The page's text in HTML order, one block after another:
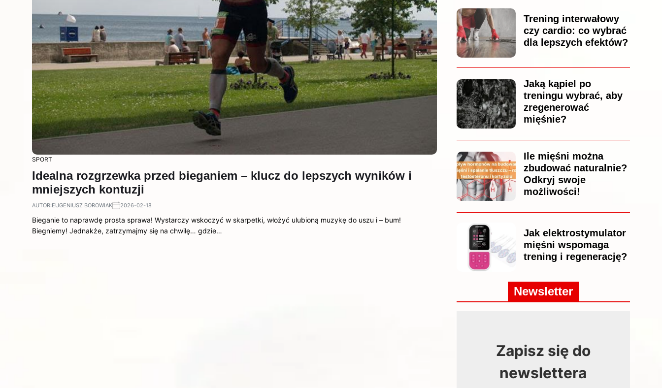
SPORT
Idealna rozgrzewka przed bieganiem – klucz do lepszych wyników i
mniejszych kontuzji
AUTOR:EUGENIUSZ BOROWIAK 2026-02-18
Bieganie to naprawdę prosta sprawa! Wystarczy wskoczyć w skarpetki, włożyć ulubioną muzykę do uszu i – bum!
Biegniemy! Jednakże, zatrzymajmy się na chwilę… gdzie…
Trening interwałowy
czy cardio: co wybrać
dla lepszych efektów?
Jaką kąpiel po
treningu wybrać, aby
zregenerować
mięśnie?
Ile mięśni można
zbudować naturalnie?
Odkryj swoje
możliwości!
Jak elektrostymulator
mięśni wspomaga
trening i regenerację?
Newsletter
Zapisz się do
newslettera